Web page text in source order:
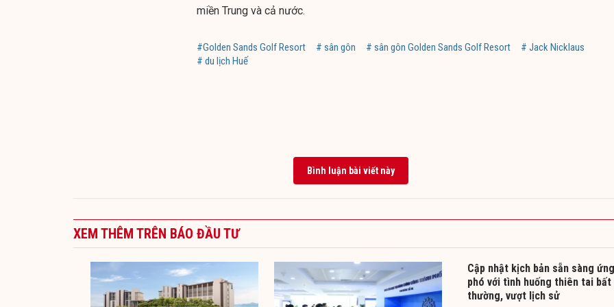
miền Trung và cả nước.
#Golden Sands Golf Resort # sân gôn # sân gôn Golden Sands Golf Resort
# Jack Nicklaus
# du lịch Huế
Bình luận bài viết này
XEM THÊM TRÊN BÁO ĐẦU TƯ
Cập nhật kịch bản sẵn sàng ứng
phó với tình huống thiên tai bất
thường, vượt lịch sử